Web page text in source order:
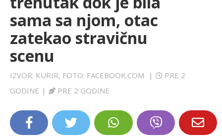
SPORT
LIFESTYLE
EXTRA
sama sa njom, otac
zatekao stravičnu
scenu
IZVOR: KURIR, FOTO: FACEBOOK.COM |
PRE 2
GODINE | PRE 2 GODINE